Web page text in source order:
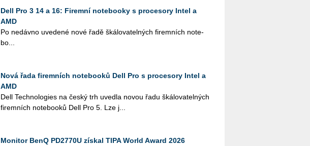
Dell Pro 3 14 a 16: Firemní notebooky s procesory Intel a
AMD
Po ne­dáv­no uve­de­né nové řadě šká­lo­va­tel­ných fi­rem­ních no­te­
bo...
Nová řada firemních notebooků Dell Pro s procesory Intel a
AMD
Dell Tech­no­lo­gies na český trh uved­la novou řadu šká­lo­va­tel­ných
fi­rem­ních no­te­boo­ků Dell Pro 5. Lze j...
Monitor BenQ PD2770U získal TIPA World Award 2026